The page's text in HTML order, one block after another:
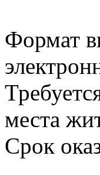
Формат
места
Срок